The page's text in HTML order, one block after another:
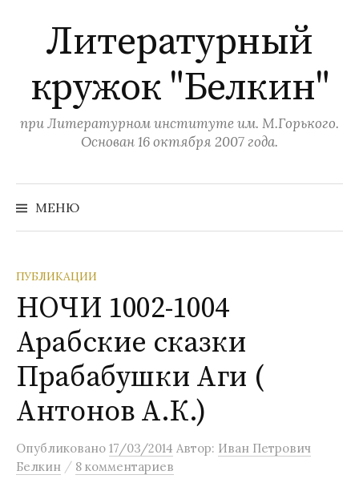
т
с
о
д
р
и
м
о
Литературный
кружок "Белкин"
при Литературном институте им. М.Горького.
Основан 16 октября 2007 года.
МЕНЮ
ПУБЛИКАЦИИ
НОЧИ 1002-1004
Арабские сказки
Прабабушки Аги (
Антонов А.К.)
Опубликовано 17/03/2014 Автор: Иван Петрович
Белкин / 8 комментариев